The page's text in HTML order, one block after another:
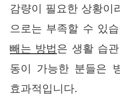
감량이 필요한 상황이
으로는 부족할 수 있
빼는 방법은 생활 습
동이 가능한 분들은
효과적입니다.